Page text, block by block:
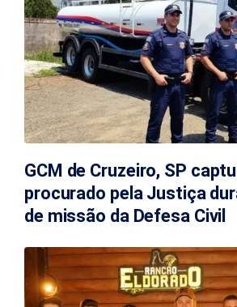
GCM de Cruzeiro, SP
procurado pela Justiça
de missão da Defesa Civil